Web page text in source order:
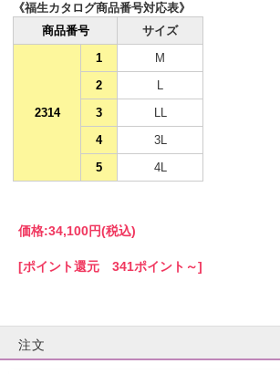
《福生カタログ商品番号対応表》
商品番号
サイズ
2314
1
M
2
L
3
LL
4
3L
5
4L
価格:34,100円(税込)
[ポイント還元 341ポイント～]
注文